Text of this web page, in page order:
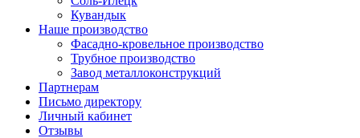
Кувандык
Наше производство
Фасадно-кровельное производство
Трубное производство
Завод металлоконструкций
Партнерам
Письмо директору
Личный кабинет
Отзывы